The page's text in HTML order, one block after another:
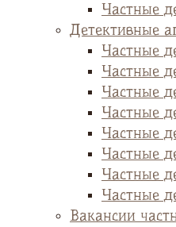
Частные
Детективные
Частные
Частные
Частные
Частные
Частные
Частные
Частные
Частные
Вакансии